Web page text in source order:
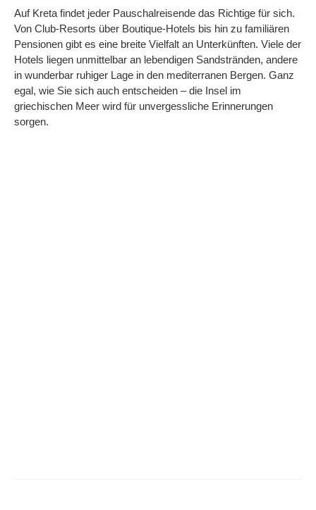
Auf Kreta findet jeder Pauschalreisende das Richtige für sich.
Von Club-Resorts über Boutique-Hotels bis hin zu familiären
Pensionen gibt es eine breite Vielfalt an Unterkünften. Viele der
Hotels liegen unmittelbar an lebendigen Sandstränden, andere
in wunderbar ruhiger Lage in den mediterranen Bergen. Ganz
egal, wie Sie sich auch entscheiden – die Insel im
griechischen Meer wird für unvergessliche Erinnerungen
sorgen.